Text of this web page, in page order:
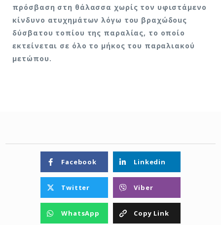
πρόσβαση στη θάλασσα χωρίς τον υφιστάμενο
κίνδυνο ατυχημάτων λόγω του βραχώδouς
δύσβατου τοπίου της παραλίας, το οποίο
εκτείνεται σε όλο το μήκος του παραλιακού
μετώπου.
Facebook Linkedin
Twitter Viber
WhatsApp Copy Link